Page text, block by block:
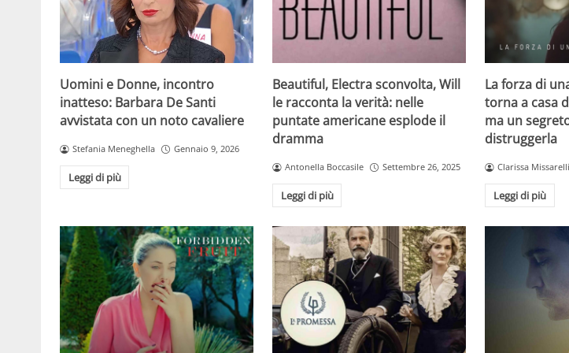
Uomini e Donne, incontro
inatteso: Barbara De Santi
avvistata con un noto cavaliere
Stefania Meneghella Gennaio 9, 2026
Leggi di più
Beautiful, Electra sconvolta, Will
le racconta la verità: nelle
puntate americane esplode il
dramma
Antonella Boccasile Settembre 26, 2025
Leggi di più
La forza di
torna a casa
ma un
distruggerla
Clarissa Missarelli
Leggi di più